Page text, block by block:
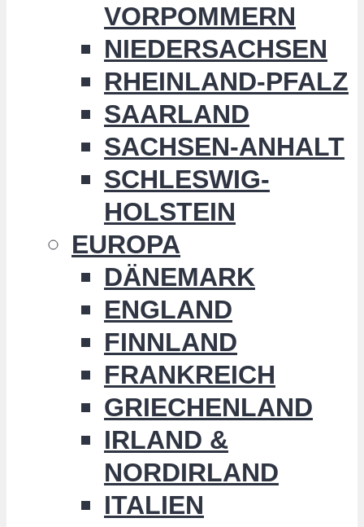
VORPOMMERN
NIEDERSACHSEN
RHEINLAND-PFALZ
SAARLAND
SACHSEN-ANHALT
SCHLESWIG-
HOLSTEIN
EUROPA
DÄNEMARK
ENGLAND
FINNLAND
FRANKREICH
GRIECHENLAND
IRLAND &
NORDIRLAND
ITALIEN